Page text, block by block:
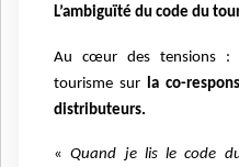
L’ambiguïté du code du
Au cœur des tensions :
tourisme sur
la co-
distributeurs.
«Quand je lis le code